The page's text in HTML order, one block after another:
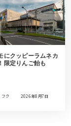
にクッピーラムネカ
限定りんご飴も
フク 2026年8月7日